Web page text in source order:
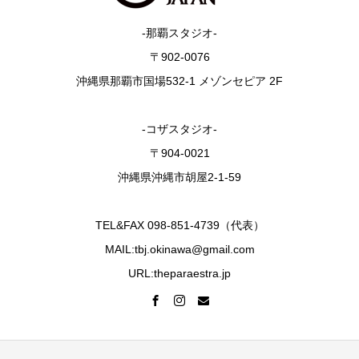
-那覇スタジオ-
〒902-0076
沖縄県那覇市国場532-1 メゾンセピア 2F
-コザスタジオ-
〒904-0021
沖縄県沖縄市胡屋2-1-59
TEL&FAX 098-851-4739（代表）
MAIL:tbj.okinawa@gmail.com
URL:theparaestra.jp